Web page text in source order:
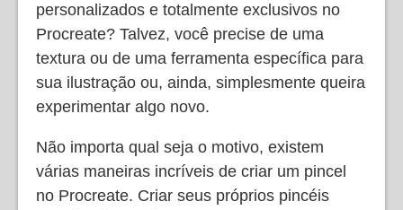
personalizados e totalmente exclusivos no
Procreate? Talvez, você precise de uma
textura ou de uma ferramenta específica para
sua ilustração ou, ainda, simplesmente queira
experimentar algo novo.
Não importa qual seja o motivo, existem
várias maneiras incríveis de criar um pincel
no Procreate. Criar seus próprios pincéis